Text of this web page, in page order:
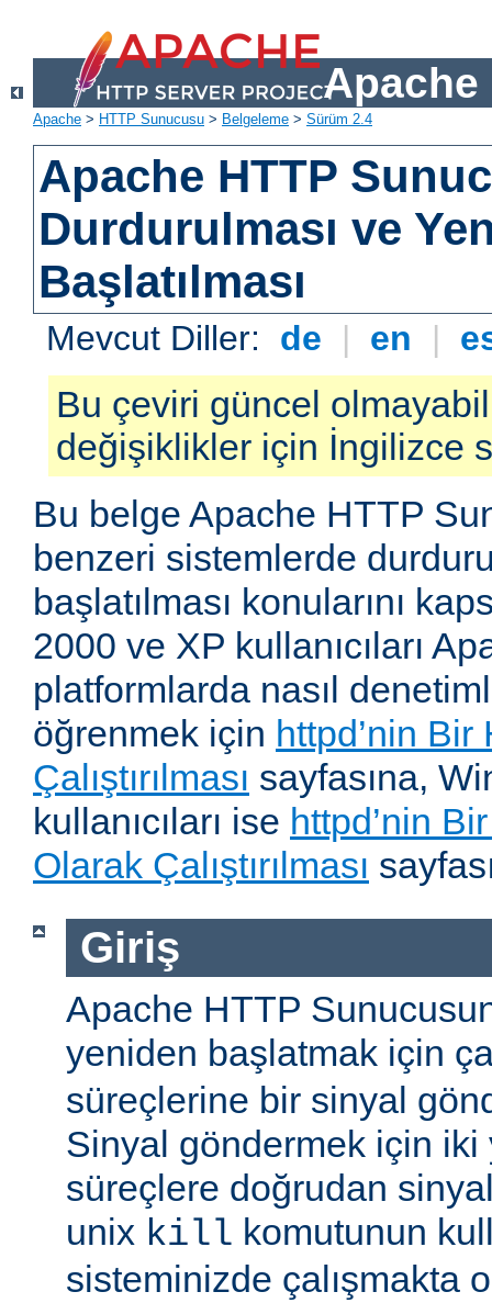
Apache
Apache > HTTP Sunucusu > Belgeleme > Sürüm 2.4
Apache HTTP
Durdurulması ve
Başlatılması
Mevcut Diller: de | en |
Bu çeviri güncel
değişiklikler için İngilizce
Bu belge Apache HTTP
benzeri sistemlerde
başlatılması konularını
2000 ve XP kullanıcıları
platformlarda nasıl
öğrenmek için httpd’nin
Çalıştırılması sayfasına,
kullanıcıları ise httpd’nin
Olarak Çalıştırılması
Giriş
Apache HTTP
yeniden başlatmak için
süreçlerine bir sinyal
Sinyal göndermek için iki
süreçlere doğrudan
unix kill komutunun
sisteminizde çalışmakta